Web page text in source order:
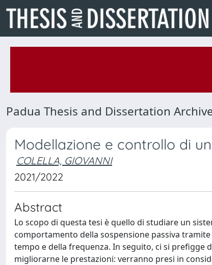
Padua Thesis and Dissertation
Modellazione e controllo di
COLELLA, GIOVANNI
2021/2022
Abstract
Lo scopo di questa tesi è quello di studiare un
comportamento della sospensione passiva
tempo e della frequenza. In seguito, ci si prefigge
migliorarne le prestazioni: verranno presi in